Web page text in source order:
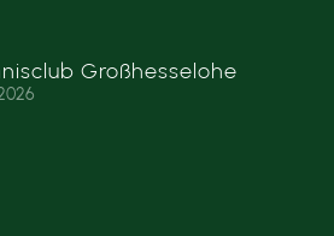
Großhesselohe